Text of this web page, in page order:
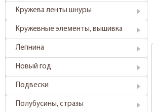
Кружева ленты шнуры
Кружевные элементы, вышивка
Лепнина
Новый год
Подвески
Полубусины, стразы